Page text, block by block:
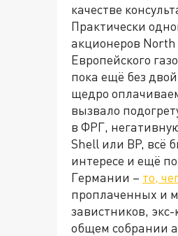
качестве
Практически
акционеров
Европейского
пока ещё без
щедро
вызвало
в ФРГ,
Shell или BP, всё
интересе и ещё
Германии – то,
проплаченных и
завистников,
общем собрании